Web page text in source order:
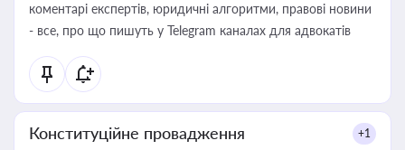
коментарі експертів, юридичні алгоритми, правові новини
- все, про що пишуть у Telegram каналах для адвокатів
Конституційне провадження +1